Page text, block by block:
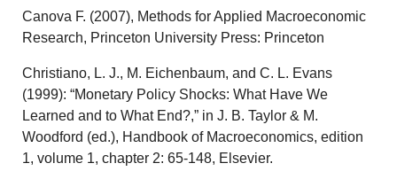
Canova F. (2007), Methods for Applied Macroeconomic
Research, Princeton University Press: Princeton
Christiano, L. J., M. Eichenbaum, and C. L. Evans
(1999): “Monetary Policy Shocks: What Have We
Learned and to What End?,” in J. B. Taylor & M.
Woodford (ed.), Handbook of Macroeconomics, edition
1, volume 1, chapter 2: 65-148, Elsevier.